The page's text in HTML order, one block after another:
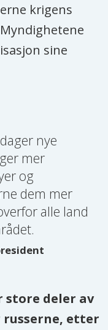
krigens
sine
nye
mer
og
dem mer
alle land
store deler av
russerne, etter